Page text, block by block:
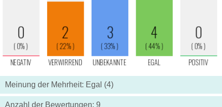
Meinung der Mehrheit: Egal (4)
Anzahl der Bewertungen: 9